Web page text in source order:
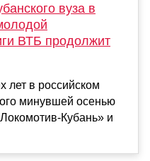
вуза в
ВТБ продолжит
лет в российском
минувшей осенью
Кубань» и